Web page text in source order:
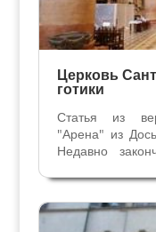
Церковь
готики
Статья из
"Арена" из
Недавно
великолепие
города.
необыкновенную